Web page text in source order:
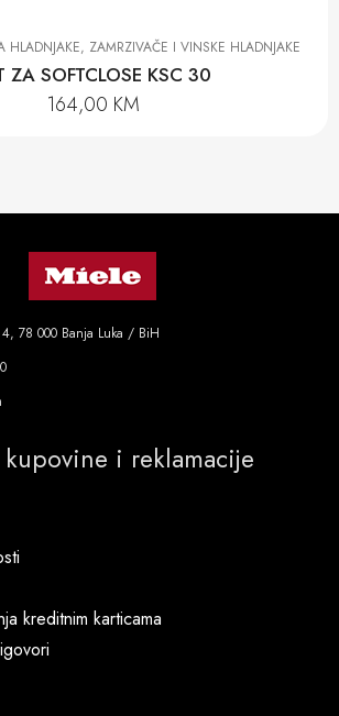
HLADNJAKE, ZAMRZIVAČE I VINSKE HLADNJAKE
ZA SOFTCLOSE KSC 30
164,00 KM
78 000 Banja Luka / BiH
kupovine i reklamacije
kreditnim karticama